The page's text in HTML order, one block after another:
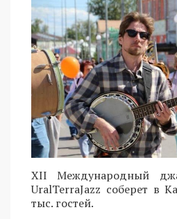
XII Международный
UralTerraJazz соберет в
тыс. гостей.